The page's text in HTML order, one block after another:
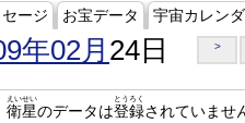
ージ お宝データ 宇宙カレン
年02月 24日 >
衛星
えいせい
のデータは登録
とうろく
されていませ